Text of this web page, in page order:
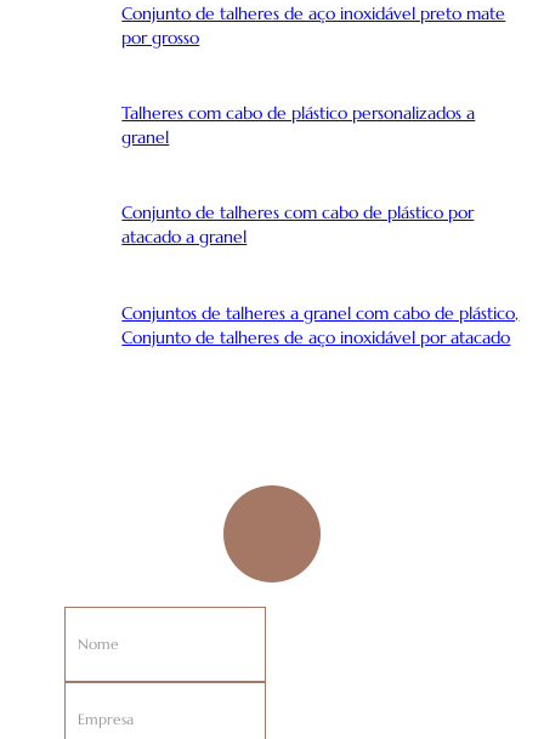
essenciais para o reconhecimento
Conjunto de talheres de aço inoxidável preto mate
por grosso
Talheres com cabo de plástico personalizados a
granel
Conjunto de talheres com cabo de plástico por
atacado a granel
Conjuntos de talheres a granel com cabo de plástico,
Conjunto de talheres de aço inoxidável por atacado